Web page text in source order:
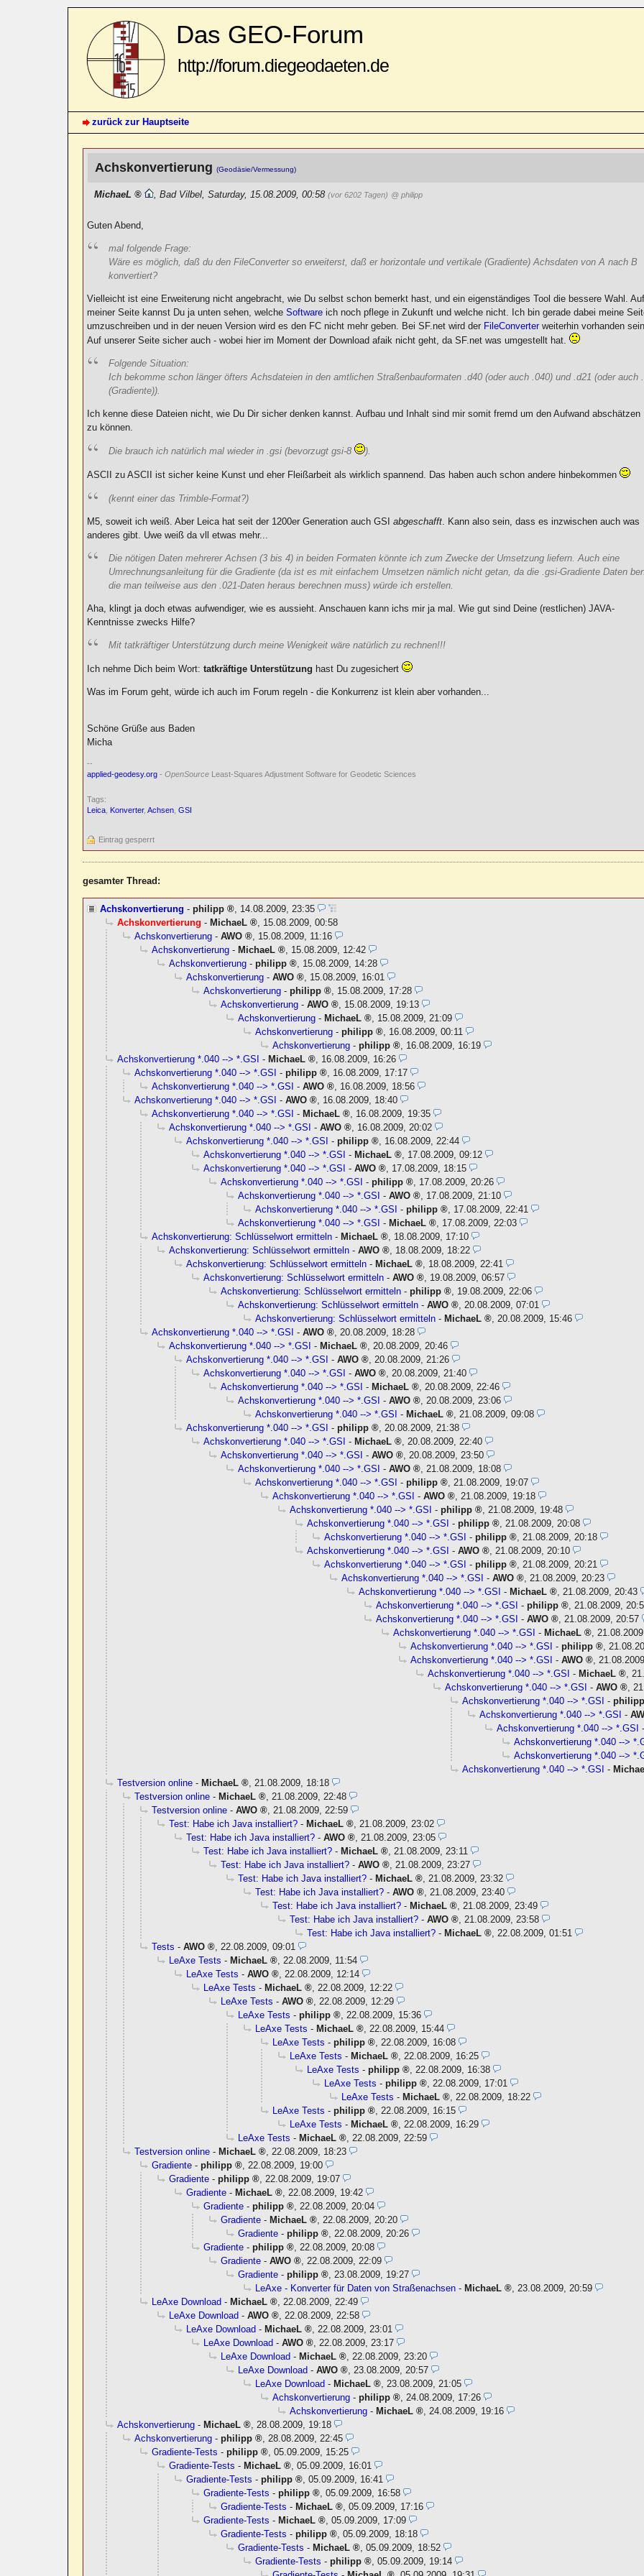
Das GEO-Forum
http://forum.diegeodaeten.de
zurück zur Hauptseite
Achskonvertierung(Geodäsie/Vermessung)
MichaeL ,Bad Vilbel ,Saturday, 15.08.2009, 00:58(vor 6202 Tagen) @ philipp
Guten Abend,
mal folgende Frage:
Wäre es möglich, daß du den FileConverter so erweiterst, daß er horizontale und vertikale (Gradiente) Achsdaten von A nach B
konvertiert?
Vielleicht ist eine Erweiterung nicht angebracht, wie Du selbst schon bemerkt hast, und ein eigenständiges Tool die bessere Wahl.
meiner Seite kannst Du ja unten sehen, welcheSoftware ich noch pflege in Zukunft und welche nicht. Ich bin gerade dabei meine
umzuschreiben und in der neuen Version wird es den FC nicht mehr geben. Bei SF.net wird der FileConverter weiterhin vorhanden
Auf unserer Seite sicher auch - wobei hier im Moment der Download afaik nicht geht, da SF.net was umgestellt hat.
Folgende Situation:
Ich bekomme schon länger öfters Achsdateien in den amtlichen Straßenbauformaten .d40 (oder auch .040) und .d21 (oder auch
(Gradiente)).
Ich kenne diese Dateien nicht, wie Du Dir sicher denken kannst. Aufbau und Inhalt sind mir somit fremd um den Aufwand abschätzen
zu können.
Die brauch ich natürlich mal wieder in .gsi (bevorzugt gsi-8 ).
ASCII zu ASCII ist sicher keine Kunst und eher Fleißarbeit als wirklich spannend. Das haben auch schon andere hinbekommen
(kennt einer das Trimble-Format?)
M5, soweit ich weiß. Aber Leica hat seit der 1200er Generation auch GSIabgeschafft . Kann also sein, dass es inzwischen auch was
anderes gibt. Uwe weiß da vll etwas mehr...
Die nötigen Daten mehrerer Achsen (3 bis 4) in beiden Formaten könnte ich zum Zwecke der Umsetzung liefern. Auch eine
Umrechnungsanleitung für die Gradiente (da ist es mit einfachem Umsetzen nämlich nicht getan, da die .gsi-Gradiente Daten
die man teilweise aus den .021-Daten heraus berechnen muss) würde ich erstellen.
Aha, klingt ja doch etwas aufwendiger, wie es aussieht. Anschauen kann ichs mir ja mal. Wie gut sind Deine (restlichen) JAVA-
Kenntnisse zwecks Hilfe?
Mit tatkräftiger Unterstützung durch meine Wenigkeit wäre natürlich zu rechnen!!!
Ich nehme Dich beim Wort:tatkräftige Unterstützung hast Du zugesichert
Was im Forum geht, würde ich auch im Forum regeln - die Konkurrenz ist klein aber vorhanden...
Schöne Grüße aus Baden
Micha
--
applied-geodesy.org -OpenSource Least-Squares Adjustment Software for Geodetic Sciences
Tags:
Leica, Konverter,Achsen,GSI
Eintrag gesperrt
gesamter Thread:
Achskonvertierung -philipp
14.08.2009, 23:35
Achskonvertierung -MichaeL
15.08.2009, 00:58
Achskonvertierung -AWO
15.08.2009, 11:16
Achskonvertierung -MichaeL
15.08.2009, 12:42
Achskonvertierung -philipp
15.08.2009, 14:28
Achskonvertierung -AWO
15.08.2009, 16:01
Achskonvertierung -philipp
15.08.2009, 17:28
Achskonvertierung -AWO
15.08.2009, 19:13
Achskonvertierung -MichaeL
15.08.2009, 21:09
Achskonvertierung -philipp
16.08.2009, 00:11
Achskonvertierung -philipp
16.08.2009, 16:19
Achskonvertierung *.040 --> *.GSI -MichaeL
16.08.2009, 16:26
Achskonvertierung *.040 --> *.GSI -philipp
16.08.2009, 17:17
Achskonvertierung *.040 --> *.GSI -AWO
16.08.2009, 18:56
Achskonvertierung *.040 --> *.GSI -AWO
16.08.2009, 18:40
Achskonvertierung *.040 --> *.GSI -MichaeL
16.08.2009, 19:35
Achskonvertierung *.040 --> *.GSI -AWO
16.08.2009, 20:02
Achskonvertierung *.040 --> *.GSI -philipp
16.08.2009, 22:44
Achskonvertierung *.040 --> *.GSI -MichaeL
17.08.2009, 09:12
Achskonvertierung *.040 --> *.GSI -AWO
17.08.2009, 18:15
Achskonvertierung *.040 --> *.GSI -philipp
17.08.2009, 20:26
Achskonvertierung *.040 --> *.GSI -AWO
17.08.2009, 21:10
Achskonvertierung *.040 --> *.GSI -philipp
17.08.2009, 22:41
Achskonvertierung *.040 --> *.GSI -MichaeL
17.08.2009, 22:03
Achskonvertierung: Schlüsselwort ermitteln -MichaeL
18.08.2009, 17:10
Achskonvertierung: Schlüsselwort ermitteln -AWO
18.08.2009, 18:22
Achskonvertierung: Schlüsselwort ermitteln -MichaeL
18.08.2009, 22:41
Achskonvertierung: Schlüsselwort ermitteln -AWO
19.08.2009, 06:57
Achskonvertierung: Schlüsselwort ermitteln -philipp
19.08.2009, 22:06
Achskonvertierung: Schlüsselwort ermitteln -AWO
20.08.2009, 07:01
Achskonvertierung: Schlüsselwort ermitteln -MichaeL
20.08.2009, 15:46
Achskonvertierung *.040 --> *.GSI -AWO
20.08.2009, 18:28
Achskonvertierung *.040 --> *.GSI -MichaeL
20.08.2009, 20:46
Achskonvertierung *.040 --> *.GSI -AWO
20.08.2009, 21:26
Achskonvertierung *.040 --> *.GSI -AWO
20.08.2009, 21:40
Achskonvertierung *.040 --> *.GSI -MichaeL
20.08.2009, 22:46
Achskonvertierung *.040 --> *.GSI -AWO
20.08.2009, 23:06
Achskonvertierung *.040 --> *.GSI -MichaeL
21.08.2009, 09:08
Achskonvertierung *.040 --> *.GSI -philipp
20.08.2009, 21:38
Achskonvertierung *.040 --> *.GSI -MichaeL
20.08.2009, 22:40
Achskonvertierung *.040 --> *.GSI -AWO
20.08.2009, 23:50
Achskonvertierung *.040 --> *.GSI -AWO
21.08.2009, 18:08
Achskonvertierung *.040 --> *.GSI -philipp
21.08.2009, 19:07
Achskonvertierung *.040 --> *.GSI -AWO
21.08.2009, 19:18
Achskonvertierung *.040 --> *.GSI -philipp
21.08.2009, 19:48
Achskonvertierung *.040 --> *.GSI -philipp
21.08.2009, 20:08
Achskonvertierung *.040 --> *.GSI -philipp
21.08.2009, 20:18
Achskonvertierung *.040 --> *.GSI -AWO
21.08.2009, 20:10
Achskonvertierung *.040 --> *.GSI -philipp
21.08.2009, 20:21
Achskonvertierung *.040 --> *.GSI -AWO
21.08.2009, 20:23
Achskonvertierung *.040 --> *.GSI -MichaeL
21.08.2009, 20:43
Achskonvertierung *.040 --> *.GSI -philipp
21.08.2009,
Achskonvertierung *.040 --> *.GSI -AWO
21.08.2009, 20:57
Achskonvertierung *.040 --> *.GSI -MichaeL
Achskonvertierung *.040 --> *.GSI -philipp
Achskonvertierung *.040 --> *.GSI -AWO
Achskonvertierung *.040 --> *.GSI -MichaeL
Achskonvertierung *.040 --> *.GSI -AWO
Achskonvertierung *.040 --> *.GSI -
Achskonvertierung *.040 --> *.GSI -
Achskonvertierung *.040 --> *.GSI
Achskonvertierung *.040 -->
Achskonvertierung *.040 -->
Achskonvertierung *.040 --> *.GSI -
Testversion online -MichaeL
21.08.2009, 18:18
Testversion online -MichaeL
21.08.2009, 22:48
Testversion online -AWO
21.08.2009, 22:59
Test: Habe ich Java installiert? -MichaeL
21.08.2009, 23:02
Test: Habe ich Java installiert? -AWO
21.08.2009, 23:05
Test: Habe ich Java installiert? -MichaeL
21.08.2009, 23:11
Test: Habe ich Java installiert? -AWO
21.08.2009, 23:27
Test: Habe ich Java installiert? -MichaeL
21.08.2009, 23:32
Test: Habe ich Java installiert? -AWO
21.08.2009, 23:40
Test: Habe ich Java installiert? -MichaeL
21.08.2009, 23:49
Test: Habe ich Java installiert? -AWO
21.08.2009, 23:58
Test: Habe ich Java installiert? -MichaeL
22.08.2009, 01:51
Tests -AWO
22.08.2009, 09:01
LeAxe Tests -MichaeL
22.08.2009, 11:54
LeAxe Tests -AWO
22.08.2009, 12:14
LeAxe Tests -MichaeL
22.08.2009, 12:22
LeAxe Tests -AWO
22.08.2009, 12:29
LeAxe Tests -philipp
22.08.2009, 15:36
LeAxe Tests -MichaeL
22.08.2009, 15:44
LeAxe Tests -philipp
22.08.2009, 16:08
LeAxe Tests -MichaeL
22.08.2009, 16:25
LeAxe Tests -philipp
22.08.2009, 16:38
LeAxe Tests -philipp
22.08.2009, 17:01
LeAxe Tests -MichaeL
22.08.2009, 18:22
LeAxe Tests -philipp
22.08.2009, 16:15
LeAxe Tests -MichaeL
22.08.2009, 16:29
LeAxe Tests -MichaeL
22.08.2009, 22:59
Testversion online -MichaeL
22.08.2009, 18:23
Gradiente -philipp
22.08.2009, 19:00
Gradiente -philipp
22.08.2009, 19:07
Gradiente -MichaeL
22.08.2009, 19:42
Gradiente -philipp
22.08.2009, 20:04
Gradiente -MichaeL
22.08.2009, 20:20
Gradiente -philipp
22.08.2009, 20:26
Gradiente -philipp
22.08.2009, 20:08
Gradiente -AWO
22.08.2009, 22:09
Gradiente -philipp
23.08.2009, 19:27
LeAxe - Konverter für Daten von Straßenachsen -MichaeL
23.08.2009, 20:59
LeAxe Download -MichaeL
22.08.2009, 22:49
LeAxe Download -AWO
22.08.2009, 22:58
LeAxe Download -MichaeL
22.08.2009, 23:01
LeAxe Download -AWO
22.08.2009, 23:17
LeAxe Download -MichaeL
22.08.2009, 23:20
LeAxe Download -AWO
23.08.2009, 20:57
LeAxe Download -MichaeL
23.08.2009, 21:05
Achskonvertierung -philipp
24.08.2009, 17:26
Achskonvertierung -MichaeL
24.08.2009, 19:16
Achskonvertierung -MichaeL
28.08.2009, 19:18
Achskonvertierung -philipp
28.08.2009, 22:45
Gradiente-Tests -philipp ,05.09.2009, 15:25
Gradiente-Tests -MichaeL ,05.09.2009, 16:01
Gradiente-Tests -philipp ,05.09.2009, 16:41
Gradiente-Tests -philipp ,05.09.2009, 16:58
Gradiente-Tests -MichaeL ,05.09.2009, 17:16
Gradiente-Tests -MichaeL ,05.09.2009, 17:09
Gradiente-Tests -philipp ,05.09.2009, 18:18
Gradiente-Tests -MichaeL ,05.09.2009, 18:52
Gradiente-Tests -philipp ,05.09.2009, 19:14